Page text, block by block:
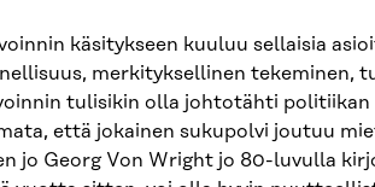
käsitykseen kuuluu sellaisia
merkityksellinen tekeminen,
tulisikin olla johtotähti politiikan
että jokainen sukupolvi joutuu
jo Georg Von Wright jo 80-luvulla